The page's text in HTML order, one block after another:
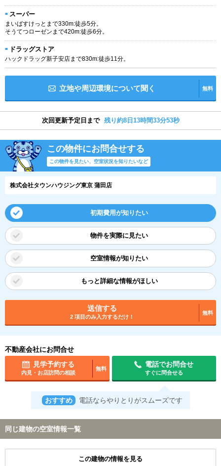
スーパー
まいばすけっとまで330m:徒歩5分。
そうてつローゼンまで420m:徒歩6分。
ドラッグストア
ハックドラッグ新子安店まで830m:徒歩11分。
立地や周辺環境について聞く 無料
次回更新予定日まで 残り約8日13時間33分52秒
この物件にお問合せする
この物件を見たい、空室状況を知りたいなど
株式会社タウンハウジング東京 蒲田店
初期費用が知りたい
物件を実際に見たい
空室情報が知りたい
もっと詳細な情報がほしい
送信する
2 項目のみ入力するだけ！
無料
不動産会社にお問合せ
見学予約する
内見・お店訪問の相談
無料
電話でお問合せ
すぐに問合せる
おすすめ 電話ならやりとりがスムーズです
同じ建物の空室情報一覧
この建物の情報を見る